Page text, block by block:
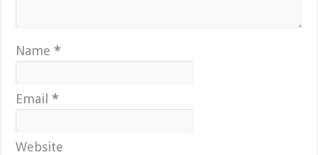
Name*
Email*
Website